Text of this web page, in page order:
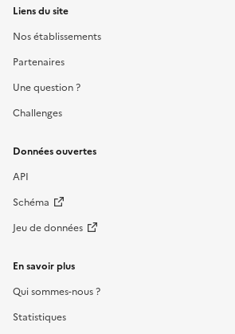
Liens du site
Nos établissements
Partenaires
Une question ?
Challenges
Données ouvertes
API
Schéma
Jeu de données
En savoir plus
Qui sommes-nous ?
Statistiques